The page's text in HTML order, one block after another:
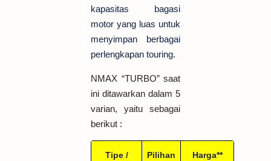
kapasitas bagasi
motor yang luas untuk
menyimpan berbagai
perlengkapan touring.
NMAX “TURBO” saat
ini ditawarkan dalam 5
varian, yaitu sebagai
berikut :
Tipe /
Pilihan
Harga**